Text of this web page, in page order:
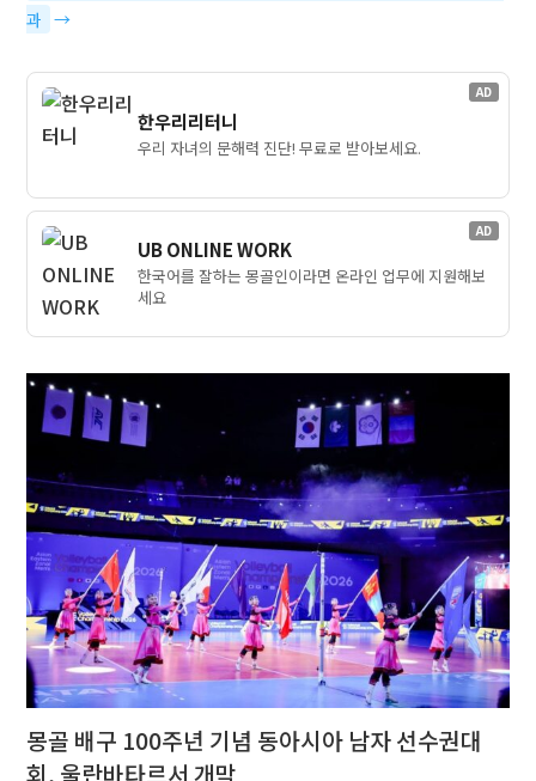
과 →
AD
한우리리터니
우리 자녀의 문해력 진단! 무료로 받아보세요.
AD
UB ONLINE WORK
한국어를 잘하는 몽골인이라면 온라인 업무에 지원해보
세요
몽골 배구 100주년 기념 동아시아 남자 선수권대
회, 울란바타르서 개막